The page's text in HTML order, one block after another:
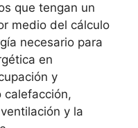
que tengan un
medio del cálculo
necesario para
en
y
calefacción,
y la